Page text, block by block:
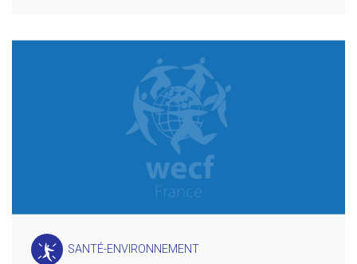
SANTÉ-ENVIRONNEMENT